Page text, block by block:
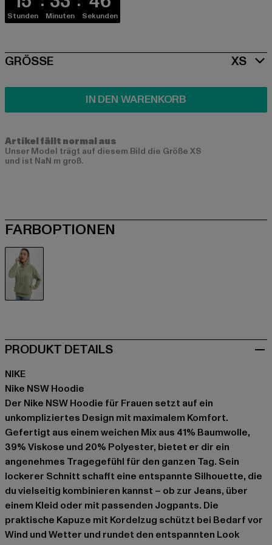
Stunden Minuten Sekunden
SIZE
GRÖSSE XS
IN DEN WARENKORB
Artikel fällt normal aus
Unser Model trägt auf diesem Bild die Größe XS
und ist NaN m groß.
FARBOPTIONEN
PRODUKT DETAILS
NIKE
Nike NSW Hoodie
Der Nike NSW Hoodie für Frauen setzt auf ein
unkompliziertes Design mit maximalem Komfort.
Gefertigt aus einem weichen Mix aus 41% Baumwolle,
39% Viskose und 20% Polyester, bietet er dir ein
angenehmes Tragegefühl für den ganzen Tag. Sein
lockerer Schnitt schafft eine entspannte Silhouette, die
du vielseitig kombinieren kannst – ob zur Jeans, über
einem Kleid oder mit passenden Jogpants. Die
praktische Kapuze mit Kordelzug schützt bei Bedarf vor
Wind und Wetter und rundet den entspannten Look